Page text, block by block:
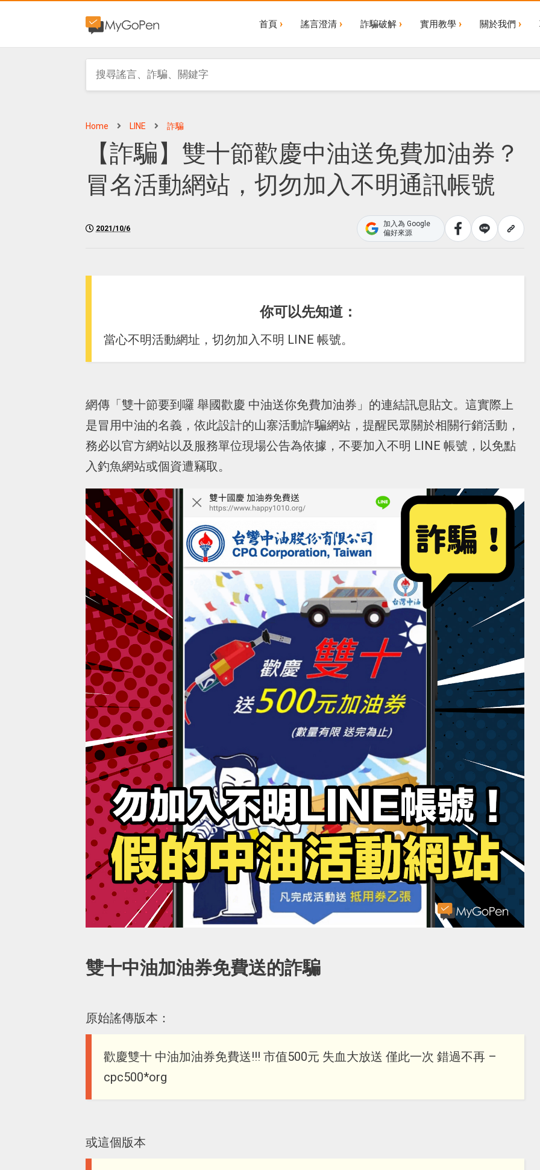
首頁 謠言澄清 詐騙破解 實用教學 關於我們
Home LINE 詐騙
【詐騙】雙十節歡慶中油送免費加油券？
冒名活動網站，切勿加入不明通訊帳號
2021/10/6
加入為 Google
偏好來源
你可以先知道：
當心不明活動網址，切勿加入不明 LINE 帳號。
網傳「雙十節要到囉 舉國歡慶 中油送你免費加油券」的連結訊息貼文。這實際上
是冒用中油的名義，依此設計的山寨活動詐騙網站，提醒民眾關於相關行銷活動，
務必以官方網站以及服務單位現場公告為依據，不要加入不明 LINE 帳號，以免點
入釣魚網站或個資遭竊取。
雙十中油加油券免費送的詐騙
原始謠傳版本：
歡慶雙十 中油加油券免費送!!! 市值500元 失血大放送 僅此一次 錯過不再 –
cpc500*org
或這個版本